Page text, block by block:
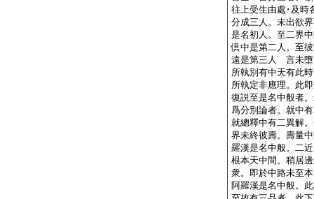
往上受生由處･及時
分成三人。未出欲
是名初人。至二界
倶中是第二人。至
遠是第三人 言未墮
所執別有中天有此
所執定非應理。
復説至是名中般者
爲分別論者。就中
就總釋中有二異解
界未終彼壽。壽量
羅漢是名中般。二
根本天中間。稍居
衆。即於中路未至
阿羅漢是名中般